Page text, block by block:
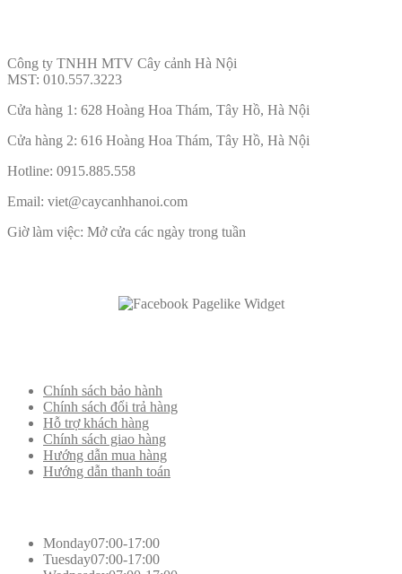
Công ty TNHH MTV Cây cảnh Hà Nội
MST: 010.557.3223
Cửa hàng 1: 628 Hoàng Hoa Thám, Tây Hồ, Hà Nội
Cửa hàng 2: 616 Hoàng Hoa Thám, Tây Hồ, Hà Nội
Hotline: 0915.885.558
Email: viet@caycanhhanoi.com
Giờ làm việc: Mở cửa các ngày trong tuần
Chính sách bảo hành
Chính sách đổi trả hàng
Hỗ trợ khách hàng
Chính sách giao hàng
Hướng dẫn mua hàng
Hướng dẫn thanh toán
Monday07:00-17:00
Tuesday07:00-17:00